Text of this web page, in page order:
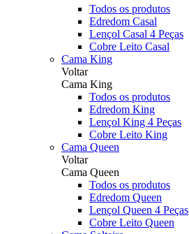
Todos os produtos
Edredom Casal
Lençol Casal 4 Peças
Cobre Leito Casal
Cama King
Voltar
Cama King
Todos os produtos
Edredom King
Lençol King 4 Peças
Cobre Leito King
Cama Queen
Voltar
Cama Queen
Todos os produtos
Edredom Queen
Lençol Queen 4 Peças
Cobre Leito Queen